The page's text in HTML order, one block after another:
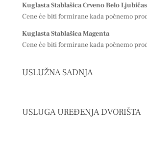
Kuglasta Stablašica Crveno Belo
Cene će biti formirane kada počnemo
Kuglasta Stablašica Magenta
Cene će biti formirane kada počnemo
USLUŽNA SADNJA
USLUGA UREĐENJA DVORIŠTA